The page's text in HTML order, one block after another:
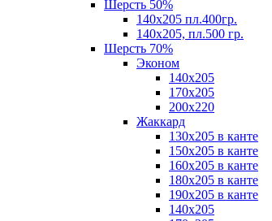
Шерсть 50%
140х205 пл.400гр.
140х205, пл.500 гр.
Шерсть 70%
Эконом
140х205
170х205
200х220
Жаккард
130х205 в канте
150х205 в канте
160х205 в канте
180х205 в канте
190х205 в канте
140х205